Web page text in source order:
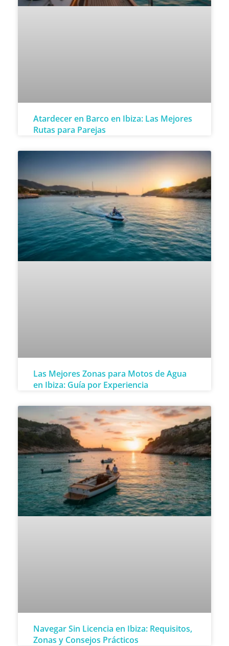
Atardecer en Barco en Ibiza: Las Mejores
Rutas para Parejas
Las Mejores Zonas para Motos de Agua
en Ibiza: Guía por Experiencia
Navegar Sin Licencia en Ibiza: Requisitos,
Zonas y Consejos Prácticos